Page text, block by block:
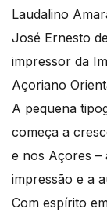
Laudalino
José Ernesto
impressor da
Açoriano
A pequena
começa a
e nos Açores –
impressão e a
Com espírito